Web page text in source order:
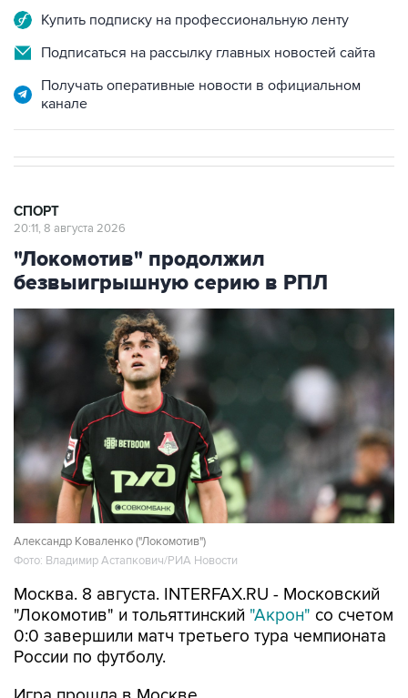
Купить подписку на профессиональную ленту
Подписаться на рассылку главных новостей сайта
Получать оперативные новости в официальном
канале
СПОРТ
20:11, 8 августа 2026
"Локомотив" продолжил
безвыигрышную серию в РПЛ
Александр Коваленко ("Локомотив")
Фото: Владимир Астапкович/РИА Новости
Москва. 8 августа. INTERFAX.RU - Московский
"Локомотив" и тольяттинский "Акрон" со счетом
0:0 завершили матч третьего тура чемпионата
России по футболу.